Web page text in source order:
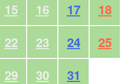
15 16 17
18
22 23 24
25
29 30 31